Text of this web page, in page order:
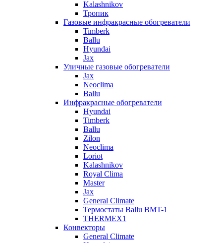
Kalashnikov
Тропик
Газовые инфракрасные обогреватели
Timberk
Ballu
Hyundai
Jax
Уличные газовые обогреватели
Jax
Neoclima
Ballu
Инфракрасные обогреватели
Hyundai
Timberk
Ballu
Zilon
Neoclima
Loriot
Kalashnikov
Royal Clima
Master
Jax
General Climate
Термостаты Ballu BMT-1
THERMEX1
Конвекторы
General Climate